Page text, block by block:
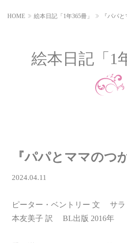
HOME 絵本日記「1年365冊」 『パパ
絵本日記「1
『パパとママのつ
2024.04.11
ピーター・ベントリー 文 サ
本友美子 訳 BL出版 2016年